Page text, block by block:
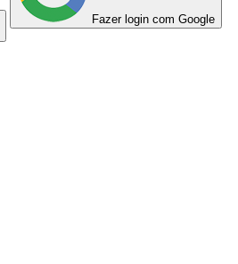
Fazer login com Google